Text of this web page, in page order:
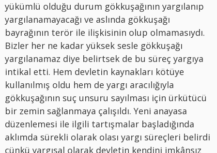
yükümlü olduğu durum gökkuşağının yargılanıp
yargılanamayacağı ve aslında gökkuşağı
bayrağının terör ile ilişkisinin olup olmamasıydı.
Bizler her ne kadar yüksek sesle gökkuşağı
yargılanamaz diye belirtsek de bu süreç yargıya
intikal etti. Hem devletin kaynakları kötüye
kullanılmış oldu hem de yargı aracılığıyla
gökkuşağının suç unsuru sayılması için ürkütücü
bir zemin sağlanmaya çalışıldı. Yeni anayasa
düzenlemesi ile ilgili tartışmalar başladığında
aklımda sürekli olarak olası yargı süreçleri belirdi
çünkü yargısal olarak devletin kendini imkânsız